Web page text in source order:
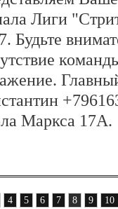
Лиги
Будьте
Маркса 17А.
4 5 6 7 8 9 10